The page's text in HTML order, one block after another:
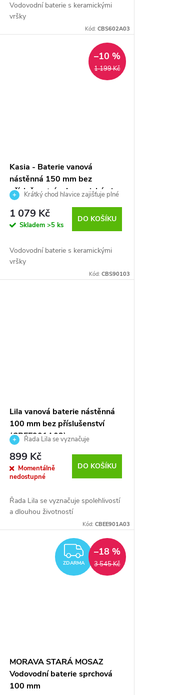
Vodovodní baterie s keramickými
vršky
Kód: CBS602A03
1 199 Kč
–10 %
Kasia - Baterie vanová
nástěnná 150 mm bez
příslušenství, s keramickými
vršky (CBS90103)
Krátký chod hlavice zajišťuje plné
otevření pootočením o 90°
1 079 Kč
Skladem >5 ks
DO KOŠÍKU
Vodovodní baterie s keramickými
vršky
Kód: CBS90103
Lila vanová baterie nástěnná
100 mm bez příslušenství
(CBEE901A03)
Řada Lila se vyznačuje
spolehlivostí a dlouhou životností
899 Kč
Momentálně
nedostupné
DO KOŠÍKU
Řada Lila se vyznačuje spolehlivostí
a dlouhou životností
Kód: CBEE901A03
ZDARMA
ZDARMA 3 545 Kč
–18 %
MORAVA STARÁ MOSAZ
Vodovodní baterie sprchová
100 mm